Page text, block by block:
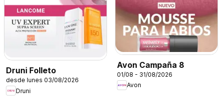
Druni Folleto
desde lunes 03/08/2026
Druni
Avon Campaña 8
01/08 - 31/08/2026
Avon